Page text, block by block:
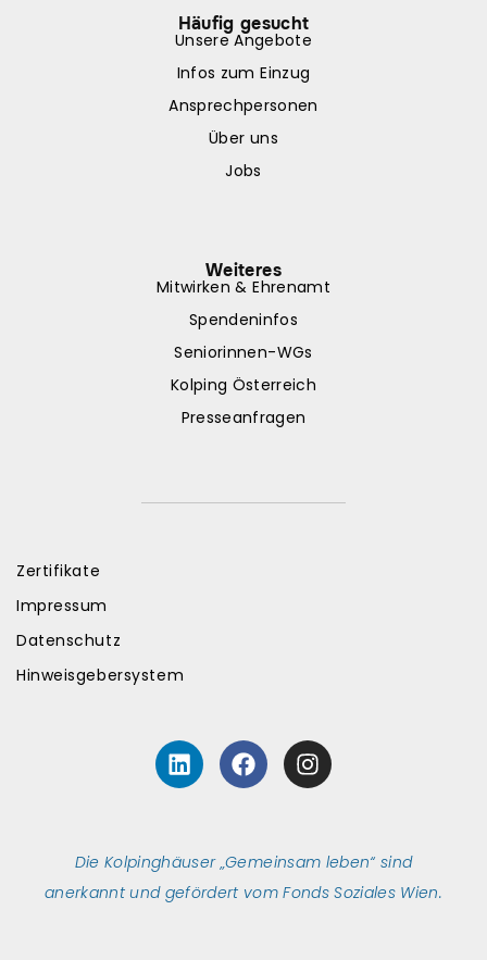
Häufig gesucht
Unsere Angebote
Infos zum Einzug
Ansprechpersonen
Über uns
Jobs
Weiteres
Mitwirken & Ehrenamt
Spendeninfos
Seniorinnen-WGs
Kolping Österreich
Presseanfragen
Zertifikate
Impressum
Datenschutz
Hinweisgebersystem
L
i
n
d
i
F
a
c
o
o
I
n
s
g
r
Die Kolpinghäuser „Gemeinsam leben“ sind
anerkannt und gefördert vom Fonds Soziales Wien.